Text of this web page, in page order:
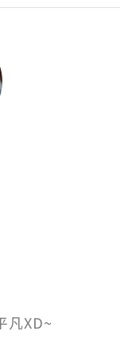
凡XD~